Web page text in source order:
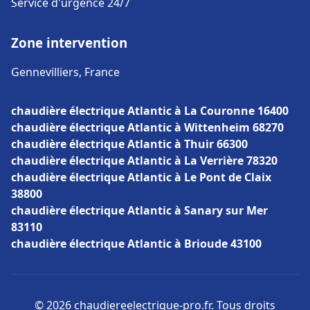
Zone intervention
Gennevilliers, France
chaudière électrique Atlantic à La Couronne 16400
chaudière électrique Atlantic à Wittenheim 68270
chaudière électrique Atlantic à Thuir 66300
chaudière électrique Atlantic à La Verrière 78320
chaudière électrique Atlantic à Le Pont de Claix
38800
chaudière électrique Atlantic à Sanary sur Mer
83110
chaudière électrique Atlantic à Brioude 43100
© 2026 chaudiereelectrique-pro.fr. Tous droits